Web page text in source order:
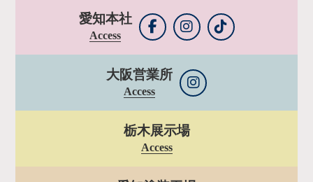
愛知本社
Access
大阪営業所
Access
栃木展示場
Access